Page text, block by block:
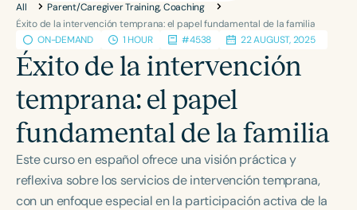
Series Certificates
Language
English Español
Course Level
Population
Infants/Toddlers
Preschool
All
Parent/Caregiver Training, Coaching
Éxito de la intervención temprana: el papel fundamental de la familia
ON-DEMAND
1 HOUR #4538 22 AUGUST, 2025
Éxito de la intervención
temprana: el papel
fundamental de la familia
Este curso en español ofrece una visión práctica y
reflexiva sobre los servicios de intervención temprana,
con un enfoque especial en la participación activa de la